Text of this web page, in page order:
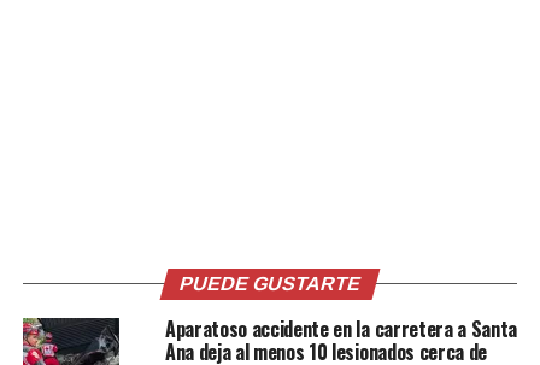
Intento de asalto en
PUEDE GUSTARTE
Aparatoso accidente en la carretera a Santa
Ana deja al menos 10 lesionados cerca de